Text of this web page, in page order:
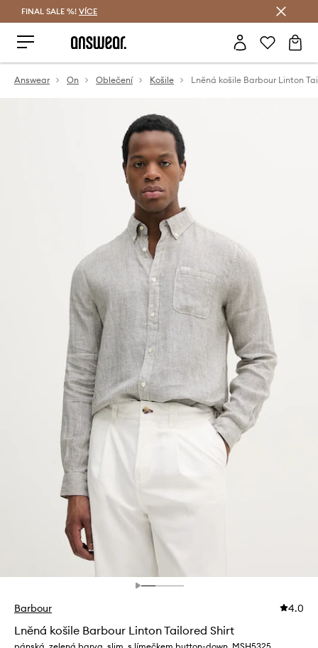
FINAL SALE %! VÍCE
Answear On Oblečení Košile
Barbour 4.0
Lněná košile Barbour Linton Tailored Shirt